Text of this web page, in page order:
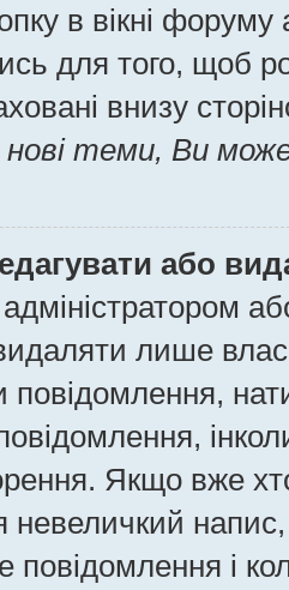
в вікні
для того, щоб
внизу
теми, Ви
або
лише
повідомлення,
повідомлення,
Якщо вже
напис,
повідомлення і